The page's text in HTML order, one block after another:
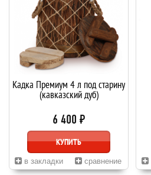
Кадка Премиум 4 л под старину
(кавказский дуб)
6 400 ₽
КУПИТЬ
в закладки сравнение